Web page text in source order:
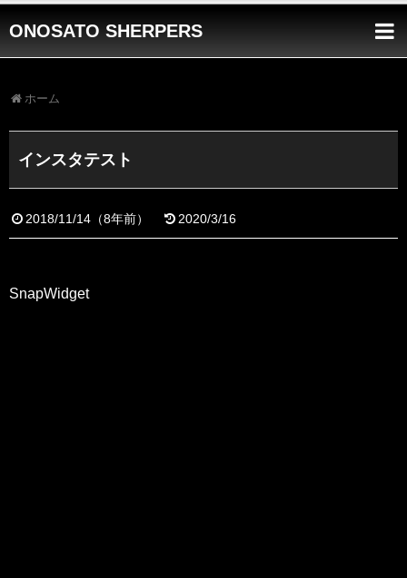
ONOSATO SHERPERS
ホーム
インスタテスト
2018/11/14 （8年前） 2020/3/16
SnapWidget